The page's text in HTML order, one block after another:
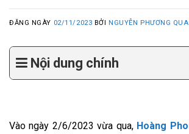
ĐĂNG NGÀY 02/11/2023 BỞI NGUYỄN PHƯƠNG
Nội dung chính
Vào ngày 2/6/2023 vừa qua, Hoàng